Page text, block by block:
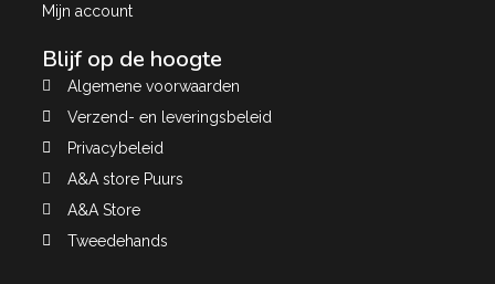
Mijn account
Blijf op de hoogte
Algemene voorwaarden
Verzend- en leveringsbeleid
Privacybeleid
A&A store Puurs
A&A Store
Tweedehands